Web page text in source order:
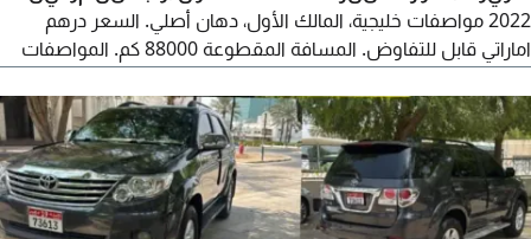
2022 مواصفات خليجية، المالك الأول، دهان أصلي. السعر درهم
اماراتي قابل للتفاوض. المسافة المقطوعة 88000 كم. المواصفات
حركة جلدي، عداد المسافة، راديو، أضواء نهارية، LED، كشافات ضباب
(أمامية فقط) مصابيح هالوجين أمامية، نوافذ كهربائية (أمامية
وخلفية) مزيل الضباب عن الزجاج، مسند ذراع وسطي، قفل مركزي